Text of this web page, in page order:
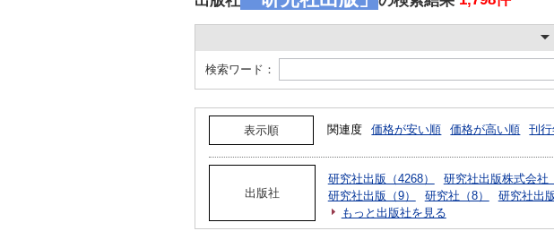
検索ワード：
表示順 関連度 価格が安い順 価格が高い順 刊
出版社
研究社出版（4268） 研究社出版株式会社
研究社出版（9）
研究社（8） 研究社出
もっと出版社を見る